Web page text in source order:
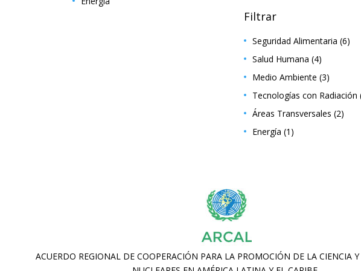
Filtrar
Seguridad Alimentaria (6)
Salud Humana (4)
Medio Ambiente (3)
Tecnologías con Radiación
Áreas Transversales (2)
Energía (1)